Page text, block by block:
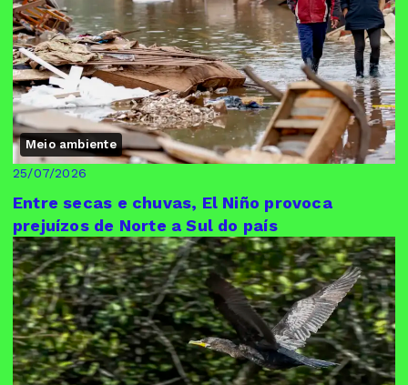
Meio ambiente
25/07/2026
Entre secas e chuvas, El Niño provoca
prejuízos de Norte a Sul do país